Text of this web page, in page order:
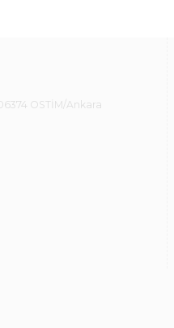
OSTİM/Ankara